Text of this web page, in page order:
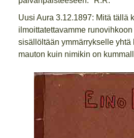
Uusi Aura 3.12.1897: Mitä tällä
ilmoittatettavamme
sisällöltään ymmärrykselle
mauton kuin nimikin on